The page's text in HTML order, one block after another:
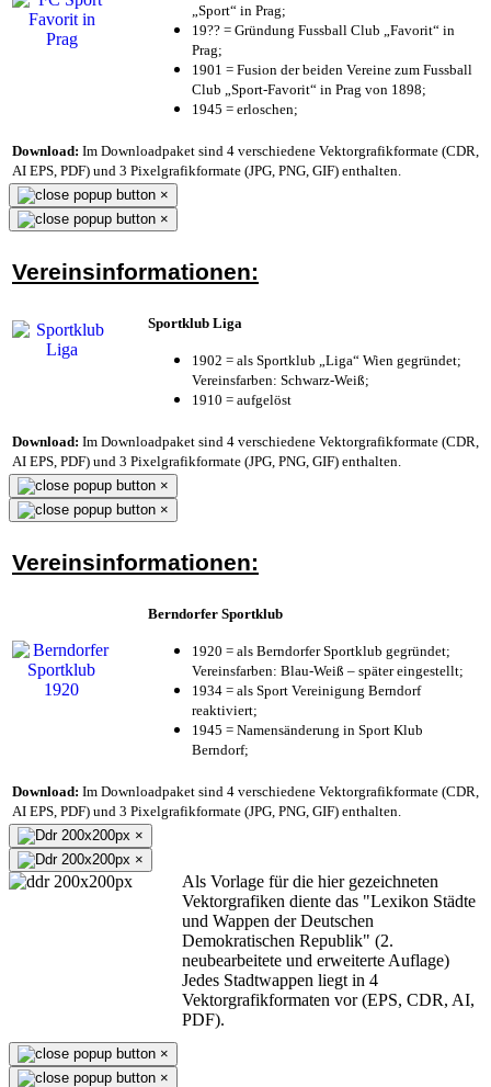
„Sport“ in Prag;
19?? = Gründung Fussball Club „Favorit“ in
Prag;
1901 = Fusion der beiden Vereine zum Fussball
Club „Sport-Favorit“ in Prag von 1898;
1945 = erloschen;
Download: Im Downloadpaket sind 4 verschiedene Vektorgrafikformate (CDR,
AI EPS, PDF) und 3 Pixelgrafikformate (JPG, PNG, GIF) enthalten.
×
×
Vereinsinformationen:
Sportklub Liga
1902 = als Sportklub „Liga“ Wien gegründet;
Vereinsfarben: Schwarz-Weiß;
1910 = aufgelöst
Download: Im Downloadpaket sind 4 verschiedene Vektorgrafikformate (CDR,
AI EPS, PDF) und 3 Pixelgrafikformate (JPG, PNG, GIF) enthalten.
×
×
Vereinsinformationen:
Berndorfer Sportklub
1920 = als Berndorfer Sportklub gegründet;
Vereinsfarben: Blau-Weiß – später eingestellt;
1934 = als Sport Vereinigung Berndorf
reaktiviert;
1945 = Namensänderung in Sport Klub
Berndorf;
Download: Im Downloadpaket sind 4 verschiedene Vektorgrafikformate (CDR,
AI EPS, PDF) und 3 Pixelgrafikformate (JPG, PNG, GIF) enthalten.
×
×
Als Vorlage für die hier gezeichneten
Vektorgrafiken diente das "Lexikon Städte
und Wappen der Deutschen
Demokratischen Republik" (2.
neubearbeitete und erweiterte Auflage)
Jedes Stadtwappen liegt in 4
Vektorgrafikformaten vor (EPS, CDR, AI,
PDF).
×
×